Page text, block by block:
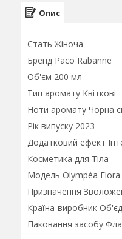
Опис
Стать Жіноча
Бренд Paco Rabanne
Об'єм 200 мл
Тип аромату Квіткові
Ноти аромату Чорна
Рік випуску 2023
Додатковий ефект
Косметика для Тіла
Модель Olympéa Flora
Призначення
Країна-виробник
Паковання засобу